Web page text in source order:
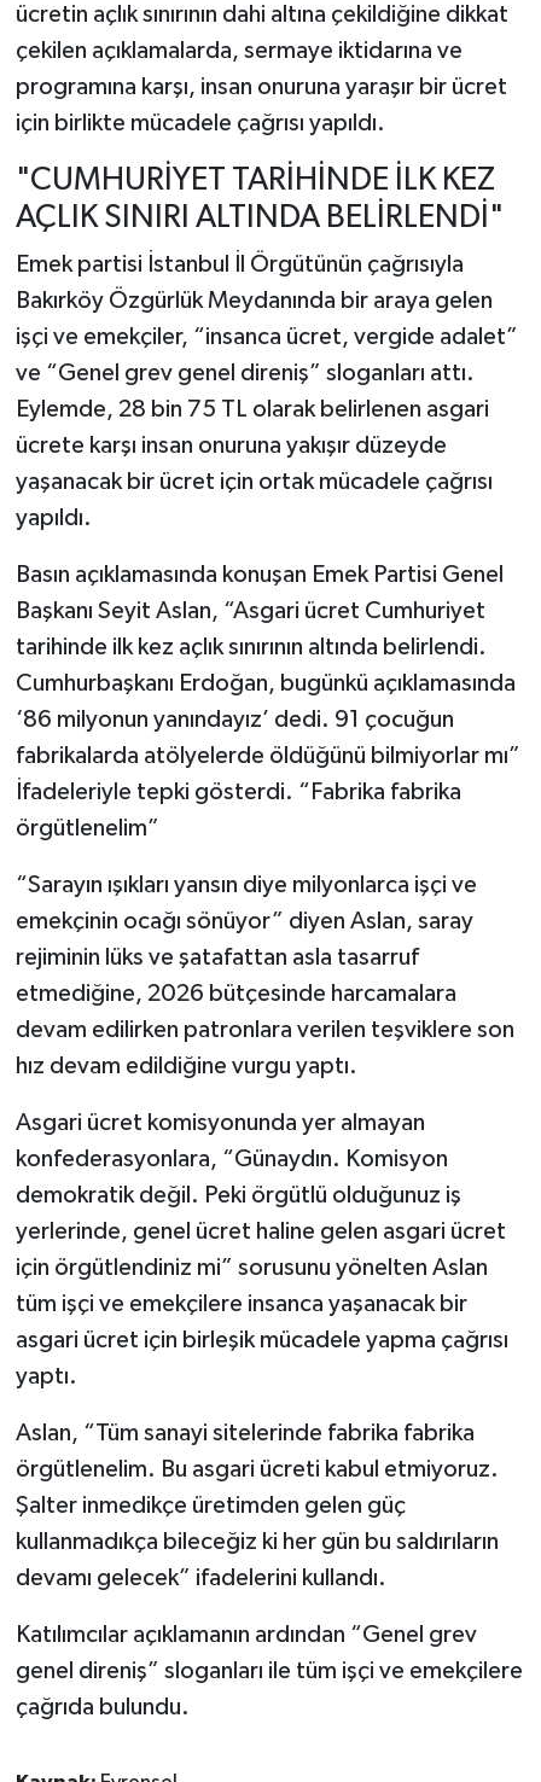
ücretin açlık sınırının dahi altına çekildiğine dikkat
çekilen açıklamalarda, sermaye iktidarına ve
programına karşı, insan onuruna yaraşır bir ücret
için birlikte mücadele çağrısı yapıldı.
"CUMHURİYET TARİHİNDE İLK KEZ
AÇLIK SINIRI ALTINDA BELİRLENDİ"
Emek partisi İstanbul İl Örgütünün çağrısıyla
Bakırköy Özgürlük Meydanında bir araya gelen
işçi ve emekçiler, “insanca ücret, vergide adalet”
ve “Genel grev genel direniş” sloganları attı.
Eylemde, 28 bin 75 TL olarak belirlenen asgari
ücrete karşı insan onuruna yakışır düzeyde
yaşanacak bir ücret için ortak mücadele çağrısı
yapıldı.
Basın açıklamasında konuşan Emek Partisi Genel
Başkanı Seyit Aslan, “Asgari ücret Cumhuriyet
tarihinde ilk kez açlık sınırının altında belirlendi.
Cumhurbaşkanı Erdoğan, bugünkü açıklamasında
‘86 milyonun yanındayız’ dedi. 91 çocuğun
fabrikalarda atölyelerde öldüğünü bilmiyorlar mı”
İfadeleriyle tepki gösterdi. “Fabrika fabrika
örgütlenelim”
“Sarayın ışıkları yansın diye milyonlarca işçi ve
emekçinin ocağı sönüyor” diyen Aslan, saray
rejiminin lüks ve şatafattan asla tasarruf
etmediğine, 2026 bütçesinde harcamalara
devam edilirken patronlara verilen teşviklere son
hız devam edildiğine vurgu yaptı.
Asgari ücret komisyonunda yer almayan
konfederasyonlara, “Günaydın. Komisyon
demokratik değil. Peki örgütlü olduğunuz iş
yerlerinde, genel ücret haline gelen asgari ücret
için örgütlendiniz mi” sorusunu yönelten Aslan
tüm işçi ve emekçilere insanca yaşanacak bir
asgari ücret için birleşik mücadele yapma çağrısı
yaptı.
Aslan, “Tüm sanayi sitelerinde fabrika fabrika
örgütlenelim. Bu asgari ücreti kabul etmiyoruz.
Şalter inmedikçe üretimden gelen güç
kullanmadıkça bileceğiz ki her gün bu saldırıların
devamı gelecek” ifadelerini kullandı.
Katılımcılar açıklamanın ardından “Genel grev
genel direniş” sloganları ile tüm işçi ve emekçilere
çağrıda bulundu.